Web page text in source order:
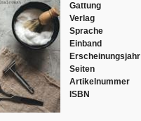
Gattung
Verlag
Sprache
Einband
Erscheinungsjahr
Seiten
Artikelnummer
ISBN